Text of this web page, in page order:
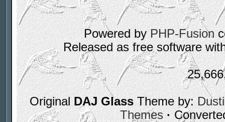
Powered byPHP-Fusion
Released as free software
OriginalDAJ GlassTheme by:
Themes ·